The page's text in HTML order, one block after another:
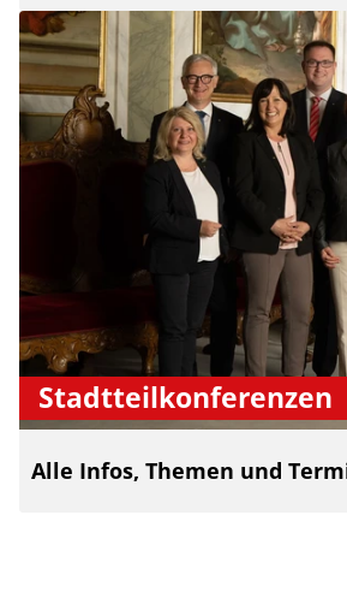
Stadtteilkonferenzen
Alle Infos, Themen und